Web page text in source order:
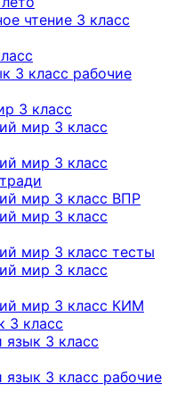
чтение 3 класс
3 класс рабочие
3 класс
мир 3 класс
мир 3 класс
мир 3 класс ВПР
мир 3 класс
мир 3 класс тесты
мир 3 класс
мир 3 класс КИМ
3 класс
язык 3 класс
язык 3 класс рабочие